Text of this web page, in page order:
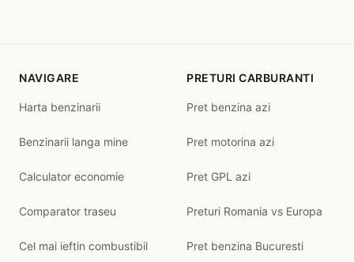
NAVIGARE
Harta benzinarii
Benzinarii langa mine
Calculator economie
Comparator traseu
Cel mai ieftin combustibil
PRETURI CARBURANTI
Pret benzina azi
Pret motorina azi
Pret GPL azi
Preturi Romania vs Europa
Pret benzina Bucuresti